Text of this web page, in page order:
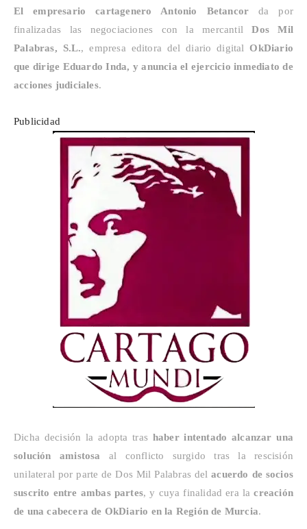
El empresario cartagenero Antonio Betancor da por
finalizadas las negociaciones con la mercantilDos Mil
Palabras, S.L., empresa editora del diario digitalOkDiario
que dirige Eduardo Inda, y anuncia el ejercicio inmediato de
acciones judiciales.
Publicidad
Dicha decisión la adopta tras haber intentado alcanzar una
solución amistosa al conflicto surgido tras la rescisión
unilateral por parte de Dos Mil Palabras delacuerdo de socios
suscrito entre ambas partes, y cuya finalidad era lacreación
de una cabecera de OkDiario en la Región de Murcia.